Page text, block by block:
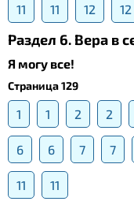
11 11 12 12
Раздел 6. Вера в
Я могу все!
Страница 129
1 1 2 2
6 6 7 7
11
11